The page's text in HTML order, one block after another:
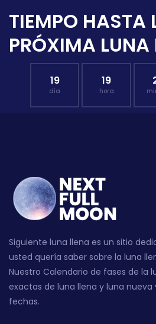
TIEMPO HASTA
PRÓXIMA LUNA
19
día
19
hora
Siguiente luna llena es un sitio
usted quería saber sobre la luna
Nuestro Calendario de fases de la
exactas de luna llena y luna nueva
fechas.